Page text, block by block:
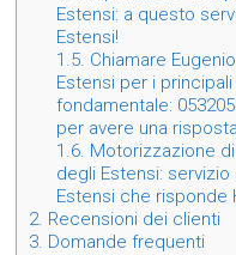
Estensi: a questo
Estensi!
1.5. Chiamare
Estensi per i
fondamentale:
per avere una
1.6. Motorizzazione
degli Estensi:
Estensi che risponde
2. Recensioni dei clienti
3. Domande frequenti